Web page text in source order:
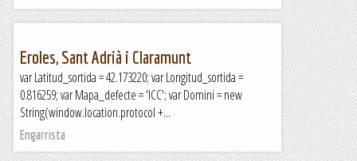
Eroles, Sant Adrià i Claramunt
var Latitud_sortida = 42.173220; var Longitud_sortida =
0.816259; var Mapa_defecte = 'ICC'; var Domini = new
String(window.location.protocol +...
Engarrista